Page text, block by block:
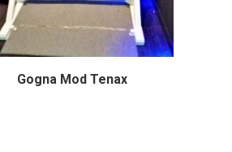
Gogna Mod Tenax